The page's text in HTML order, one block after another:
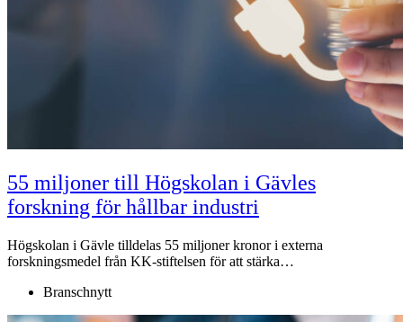
55 miljoner till Högskolan i Gävles
forskning för hållbar industri
Högskolan i Gävle tilldelas 55 miljoner kronor i externa
forskningsmedel från KK-stiftelsen för att stärka…
Branschnytt